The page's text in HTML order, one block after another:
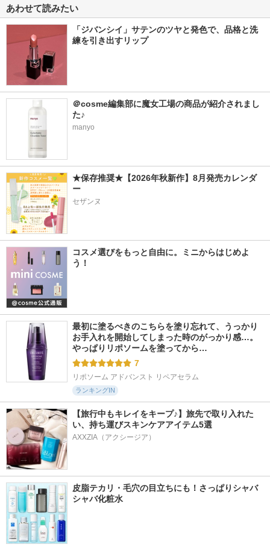
あわせて読みたい
「ジバンシイ」サテンのツヤと発色で、品格と洗
練を引き出すリップ
＠cosme編集部に魔女工場の商品が紹介されまし
た♪
manyo
★保存推奨★【2026年秋新作】8月発売カレンダ
ー
セザンヌ
コスメ選びをもっと自由に。ミニからはじめよ
う！
最初に塗るべきのこちらを塗り忘れて、うっかり
お手入れを開始してしまった時のがっかり感…。
やっぱりリポソームを塗ってから…
7
リポソーム アドバンスト リペアセラム
ランキングIN
【旅行中もキレイをキープ♪】旅先で取り入れた
い、持ち運びスキンケアアイテム5選
AXXZIA（アクシージア）
皮脂テカリ・毛穴の目立ちにも！さっぱりシャバ
シャバ化粧水